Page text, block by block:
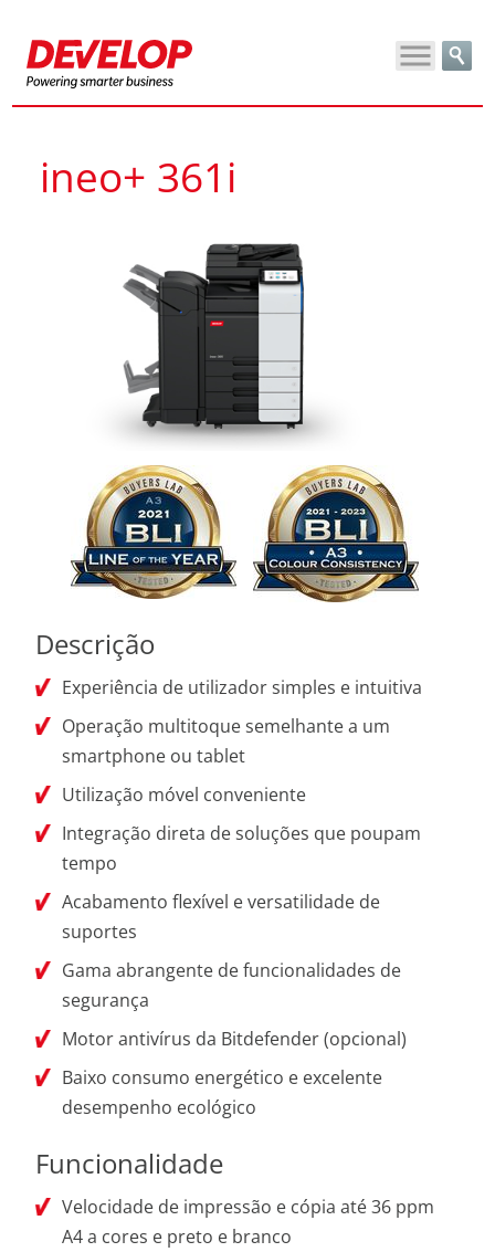
ineo+ 361i
Descrição
Experiência de utilizador simples e intuitiva
Operação multitoque semelhante a um
smartphone ou tablet
Utilização móvel conveniente
Integração direta de soluções que poupam
tempo
Acabamento flexível e versatilidade de
suportes
Gama abrangente de funcionalidades de
segurança
Motor antivírus da Bitdefender (opcional)
Baixo consumo energético e excelente
desempenho ecológico
Funcionalidade
Velocidade de impressão e cópia até 36 ppm
A4 a cores e preto e branco